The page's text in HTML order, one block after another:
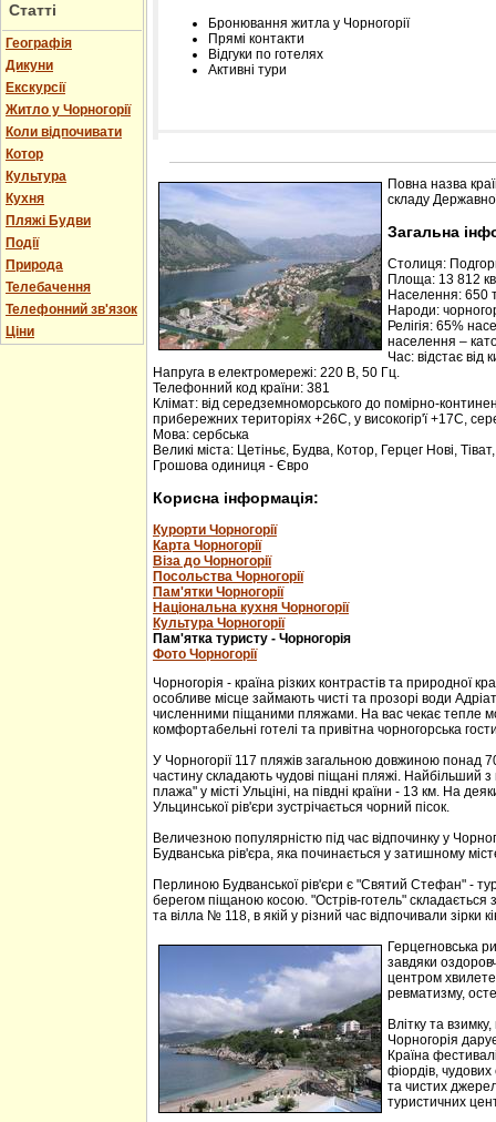
Статті
Географія
Дикуни
Екскурсії
Житло у Чорногорії
Коли відпочивати
Котор
Культура
Кухня
Пляжі Будви
Події
Природа
Телебачення
Телефонний зв'язок
Ціни
Бронювання житла у Чорногорії
Прямі контакти
Відгуки по готелях
Активні тури
Розміщення інформації про готель на
Редагування інформації і цін на вимогу
Лічільник відвідувачів
Повна назва
складу
Загальна
Столиця:
Площа: 13 812
Населення: 650
Народи:
Релігія: 65%
населення –
Час: відстає від
Напруга в електромережі: 220 В, 50 Гц.
Телефонний код країни: 381
Клімат: від середземноморського до помірно-
прибережних територіях +26С, у високогір'ї +17С,
Мова: сербська
Великі міста: Цетіньє, Будва, Котор, Герцег Нові,
Грошова одиниця - Євро
Корисна інформація:
Курорти Чорногорії
Карта Чорногорії
Віза до Чорногорії
Посольства Чорногорії
Пам'ятки Чорногорії
Національна кухня Чорногорії
Культура Чорногорії
Пам'ятка туристу - Чорногорія
Фото Чорногорії
Чорногорія - країна різких контрастів та природної
особливе місце займають чисті та прозорі води
численними піщаними пляжами. На вас чекає тепле
комфортабельні готелі та привітна чорногорська
У Чорногорії 117 пляжів загальною довжиною понад
частину складають чудові піщані пляжі. Найбільший
плажа" у місті Ульціні, на півдні країни - 13 км. На
Ульцинської рів'єри зустрічається чорний пісок.
Величезною популярністю під час відпочинку у
Будванська рів'єра, яка починається у затишному
Перлиною Будванської рів'єри є "Святий Стефан" -
берегом піщаною косою. "Острів-готель"
та вілла № 118, в якій у різний час відпочивали зірки
Герцегновська
завдяки
центром
ревматизму,
Влітку та
Чорногорія
Країна
фіордів, чудових
та чистих
туристичних